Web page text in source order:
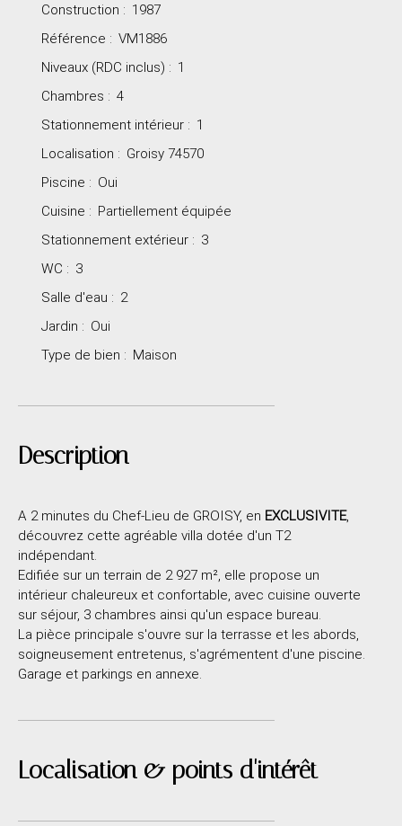
Construction : 1987
Référence : VM1886
Niveaux (RDC inclus) : 1
Chambres : 4
Stationnement intérieur : 1
Localisation : Groisy 74570
Piscine : Oui
Cuisine : Partiellement équipée
Stationnement extérieur : 3
WC : 3
Salle d'eau : 2
Jardin : Oui
Type de bien : Maison
Description
A 2 minutes du Chef-Lieu de GROISY, en EXCLUSIVITE,
découvrez cette agréable villa dotée d'un T2
indépendant.
Edifiée sur un terrain de 2 927 m², elle propose un
intérieur chaleureux et confortable, avec cuisine ouverte
sur séjour, 3 chambres ainsi qu'un espace bureau.
La pièce principale s'ouvre sur la terrasse et les abords,
soigneusement entretenus, s'agrémentent d'une piscine.
Garage et parkings en annexe.
Localisation & points d'intérêt